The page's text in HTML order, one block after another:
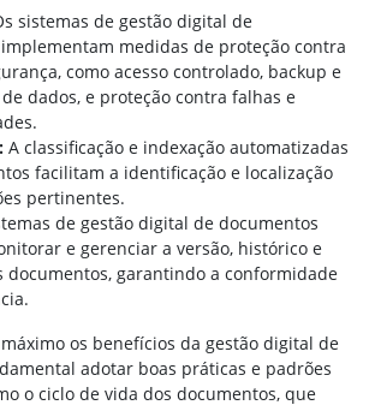
sistemas de gestão digital de
medidas de proteção contra
como acesso controlado, backup e
dados, e proteção contra falhas e
A classificação e indexação automatizadas
facilitam a identificação e localização
pertinentes.
de gestão digital de documentos
e gerenciar a versão, histórico e
documentos, garantindo a conformidade
os benefícios da gestão digital de
adotar boas práticas e padrões
o ciclo de vida dos documentos, que